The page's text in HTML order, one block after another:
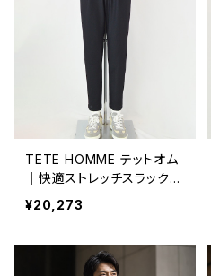
TETE HOMME テットオム
｜快適ストレッチスラックス
通気性 軽量 防シワ 洗濯機
OK メンズ 1026270011 ブ
¥20,273